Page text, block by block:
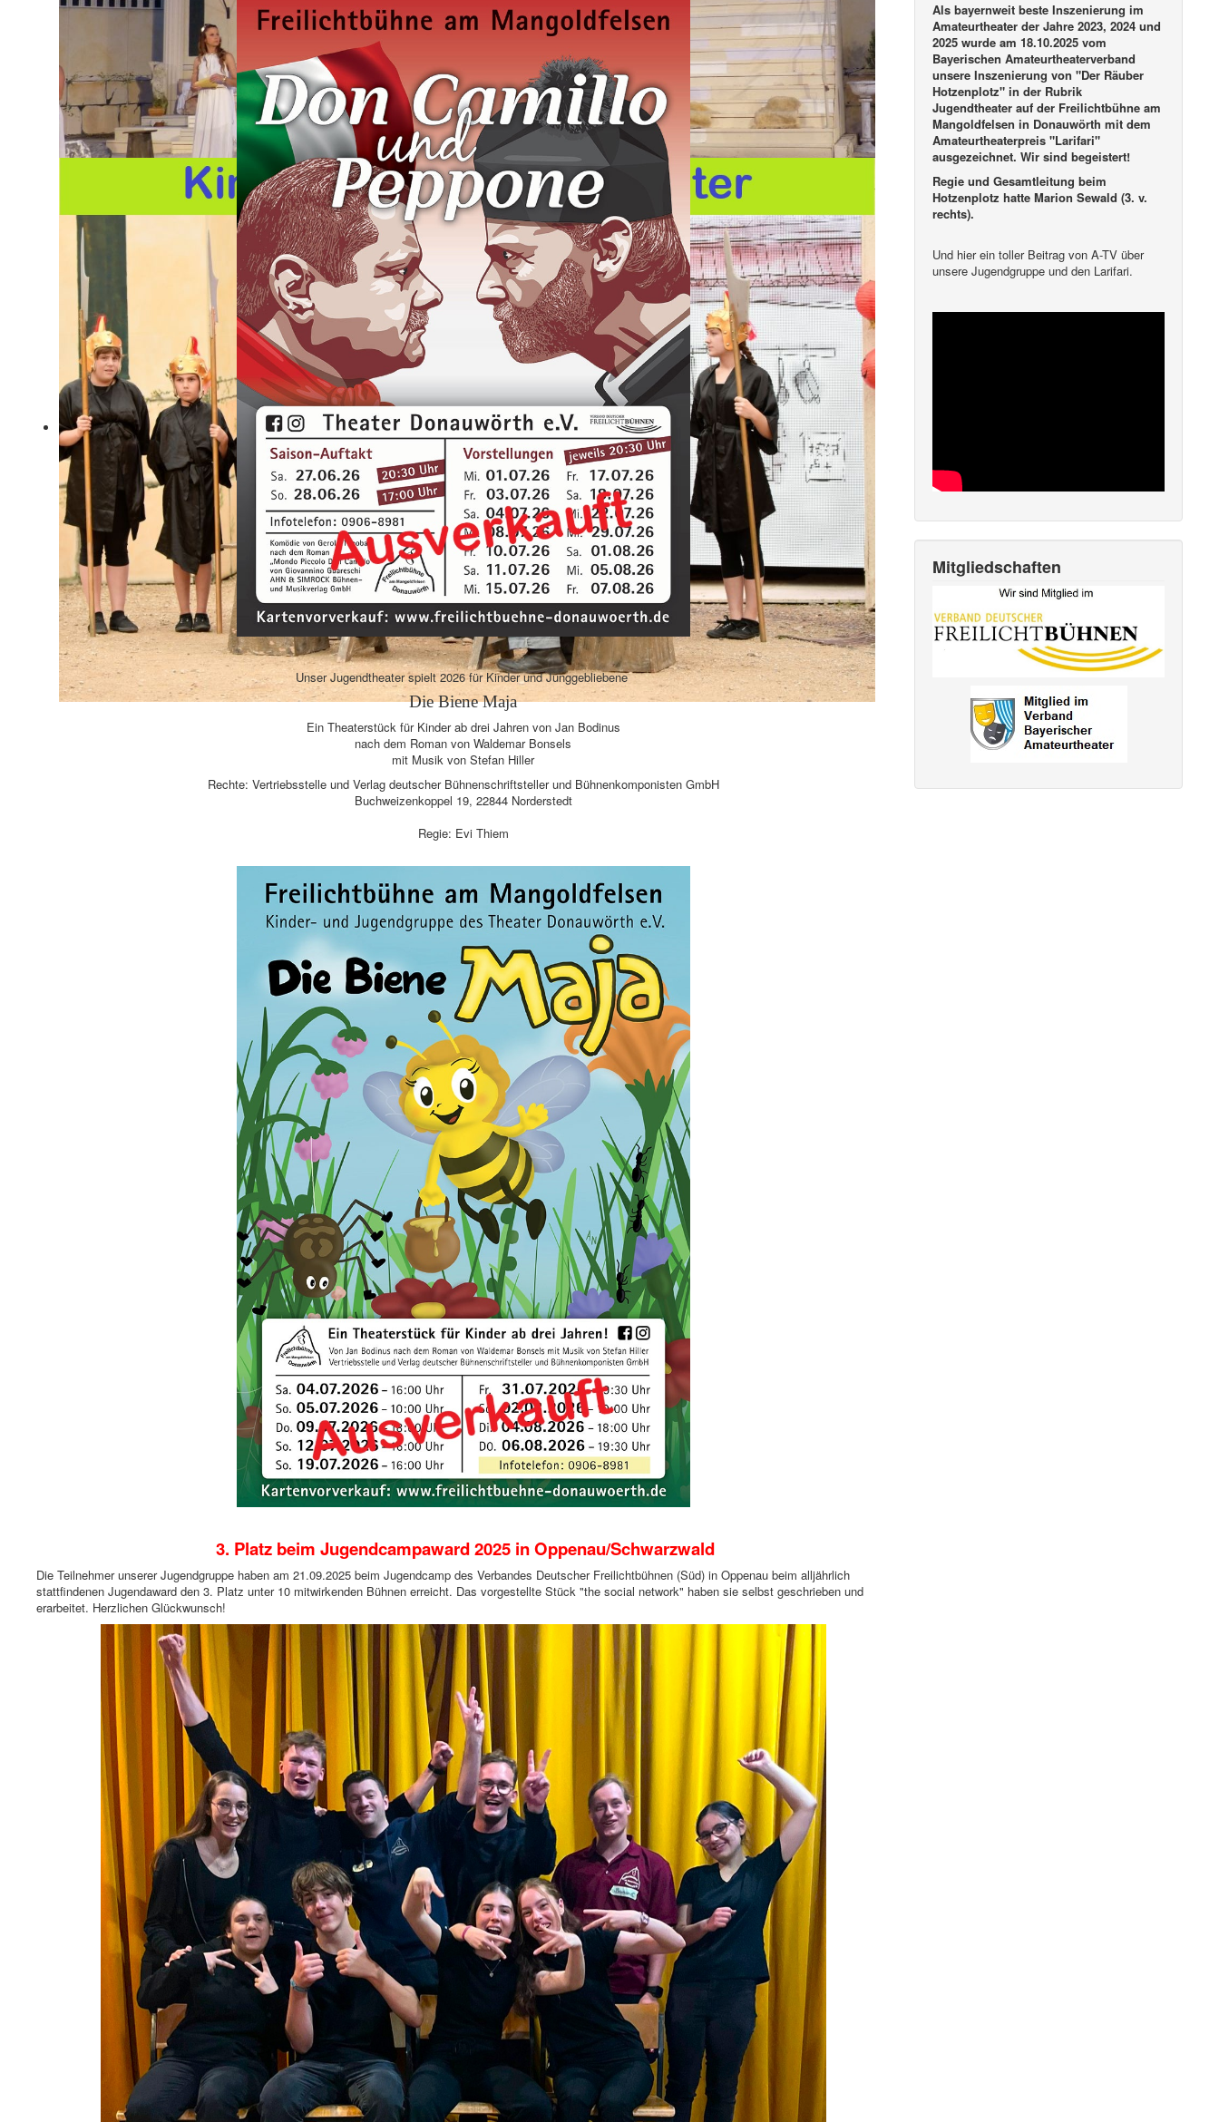
Unser Jugendtheater spielt 2026 für Kinder und Junggebliebene
Die Biene Maja
Ein Theaterstück für Kinder ab drei Jahren von Jan Bodinus
nach dem Roman von Waldemar Bonsels
mit Musik von Stefan Hiller
Rechte: Vertriebsstelle und Verlag deutscher Bühnenschriftsteller und Bühnenkomponisten GmbH
Buchweizenkoppel 19, 22844 Norderstedt
Regie: Evi Thiem
3. Platz beim Jugendcampaward 2025 in Oppenau/Schwarzwald
Die Teilnehmer unserer Jugendgruppe haben am 21.09.2025 beim Jugendcamp des Verbandes Deutscher Freilichtbühnen (Süd) in Oppenau beim alljährlich
stattfindenen Jugendaward den 3. Platz unter 10 mitwirkenden Bühnen erreicht. Das vorgestellte Stück "the social network" haben sie selbst geschrieben und
erarbeitet. Herzlichen Glückwunsch!
Als bayernweit beste Inszenierung im
Amateurtheater der Jahre 2023, 2024 und
2025 wurde am 18.10.2025 vom
Bayerischen Amateurtheaterverband
unsere Inszenierung von "Der Räuber
Hotzenplotz" in der Rubrik
Jugendtheater auf der Freilichtbühne am
Mangoldfelsen in Donauwörth mit dem
Amateurtheaterpreis "Larifari"
ausgezeichnet. Wir sind begeistert!
Regie und Gesamtleitung beim
Hotzenplotz hatte Marion Sewald (3. v.
rechts).
Und hier ein toller Beitrag von A-TV über
unsere Jugendgruppe und den Larifari.
Mitgliedschaften